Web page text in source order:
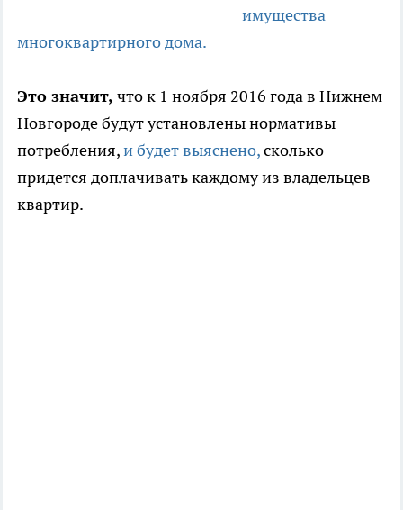
имущества
многоквартирного дома.
Это значит, что к 1 ноября 2016 года в Нижнем
Новгороде будут установлены нормативы
потребления,и будет выяснено,сколько
придется доплачивать каждому из владельцев
квартир.